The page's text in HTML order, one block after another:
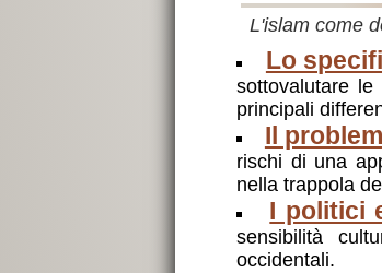
L'islam come
Lo
sottovalutare
principali
Il
rischi di una
nella trappola
I politici
sensibilità
occidentali.